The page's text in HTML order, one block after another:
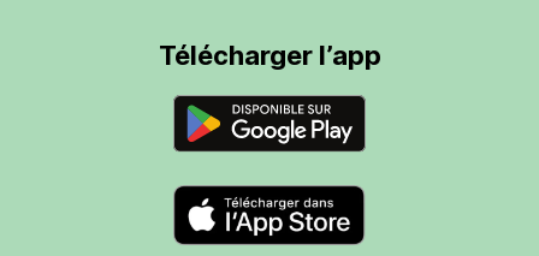
Télécharger l’app